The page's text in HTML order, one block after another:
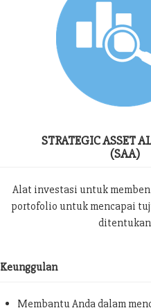
STRATEGIC ASSET
(SAA)
Alat investasi untuk
portofolio untuk mencapai
ditentukan
Keunggulan
Membantu Anda dalam